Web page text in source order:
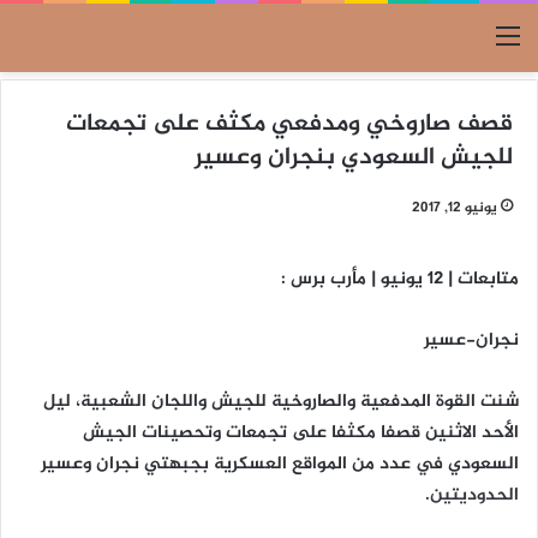
القائمة
قصف صاروخي ومدفعي مكثف على تجمعات
للجيش السعودي بنجران وعسير
يونيو 12, 2017
متابعات | 12 يونيو | مأرب برس :
نجران-عسير
شنت القوة المدفعية والصاروخية للجيش واللجان الشعبية، ليل
الأحد الاثنين قصفا مكثفا على تجمعات وتحصينات الجيش
السعودي في عدد من المواقع العسكرية بجبهتي نجران وعسير
الحدوديتين.